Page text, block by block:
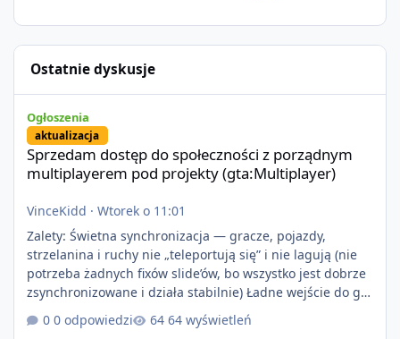
Ostatnie dyskusje
Ogłoszenia
aktualizacja
Sprzedam dostęp do społeczności z porządnym
multiplayerem pod projekty (gta:Multiplayer)
VinceKidd · Wtorek o 11:01
Zalety: Świetna synchronizacja — gracze, pojazdy,
strzelanina i ruchy nie „teleportują się” i nie lagują (nie
potrzeba żadnych fixów slide’ów, bo wszystko jest dobrze
zsynchronizowane i działa stabilnie) Ładne wejście do gry
+ solidny antycheat na poziomie multiplayera Wygodne
pisanie własnych modów i skryptów (wsparcie C# / JS /
0 odpowiedzi 64 wyświetleń